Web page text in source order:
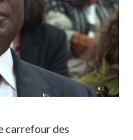
carrefour des